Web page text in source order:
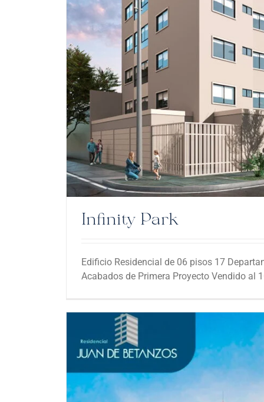
Infinity Park
Edificio Residencial de 06 pisos 17
Acabados de Primera Proyecto Vendido al